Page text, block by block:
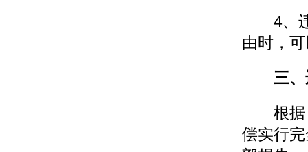
4、违
由时，
三
根据《
偿实行